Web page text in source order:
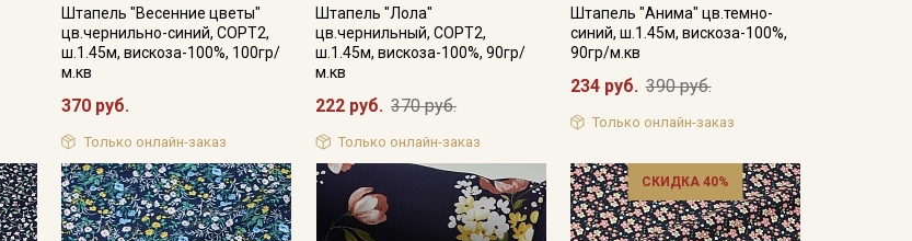
Штапель "Весенние цветы"
цв.чернильно-синий, СОРТ2,
ш.1.45м, вискоза-100%, 100гр/
м.кв
370 руб.
Только онлайн-заказ
Штапель "Лола"
цв.чернильный, СОРТ2,
ш.1.45м, вискоза-100%, 90гр/
м.кв
222 руб. 370 руб.
Только онлайн-заказ
Штапель "Анима" цв.темно-
синий, ш.1.45м, вискоза-100%,
90гр/м.кв
234 руб. 390 руб.
Только онлайн-заказ
СКИДКА 40%
Ознакомлен(а) сПолитикой обработки персональных
и даюСогласие на обработку персональных
информационных рассылок